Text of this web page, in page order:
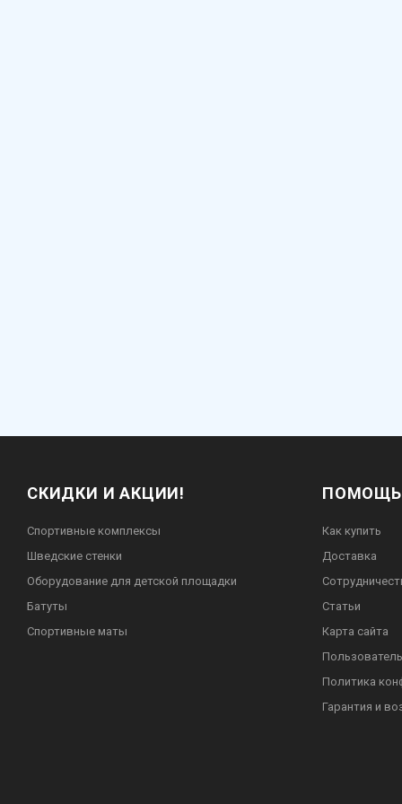
СКИДКИ И АКЦИИ!
Спортивные комплексы
Шведские стенки
Оборудование для детской площадки
Батуты
Спортивные маты
ПОМОЩЬ
Как купить
Доставка
Статьи
Карта сайта
Политика
Гарантия и